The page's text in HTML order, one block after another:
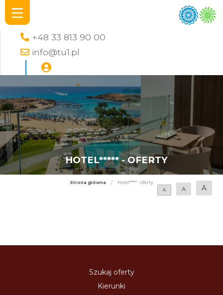
+48 33 813 90 00
info@tu1.pl
HOTEL***** - OFERTY
Strona główna /
Hotel***** - oferty
A
A A
Szukaj oferty
Kierunki